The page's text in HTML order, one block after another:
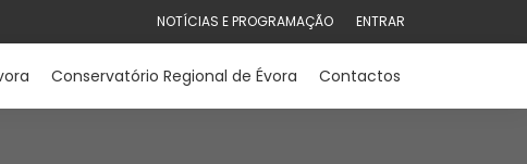
NOTÍCIAS E PROGRAMAÇÃO ENTRAR
Conservatório Regional de Évora Contactos